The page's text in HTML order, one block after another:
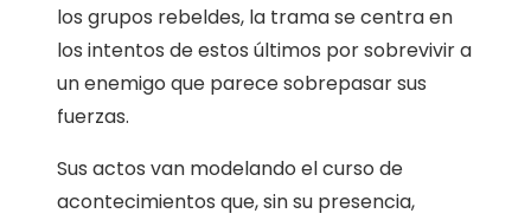
los grupos rebeldes, la trama se centra en
los intentos de estos últimos por sobrevivir a
un enemigo que parece sobrepasar sus
fuerzas.
Sus actos van modelando el curso de
acontecimientos que, sin su presencia,